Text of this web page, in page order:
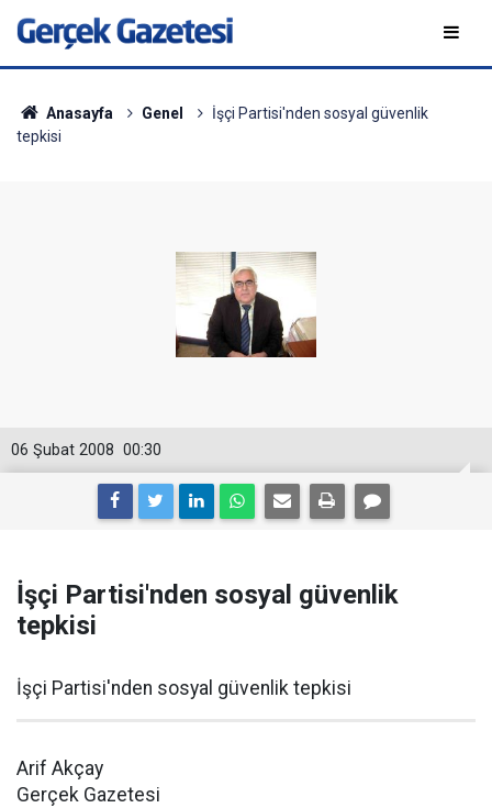
Anasayfa Genel
İşçi Partisi'nden sosyal güvenlik
tepkisi
00:30
06 Şubat 2008
İşçi Partisi'nden sosyal güvenlik
tepkisi
İşçi Partisi'nden sosyal güvenlik tepkisi
Arif Akçay
Gerçek Gazetesi